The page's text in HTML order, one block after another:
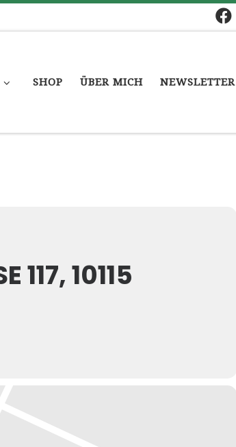
SHOP ÜBER MICH NEWSLETTER
10115 B